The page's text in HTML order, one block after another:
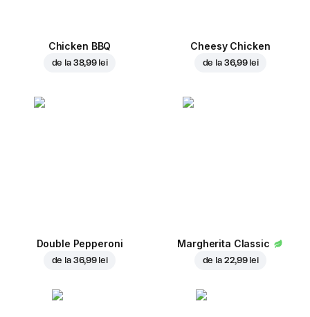
Chicken BBQ
de la 38,99 lei
Cheesy Chicken
de la 36,99 lei
Double Pepperoni
de la 36,99 lei
Margherita Classic
de la 22,99 lei